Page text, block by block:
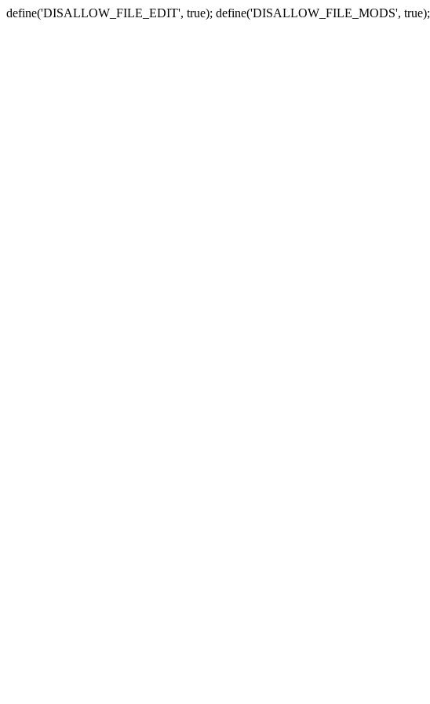
define('DISALLOW_FILE_EDIT', true); define('DISALLOW_FILE_MODS', true);